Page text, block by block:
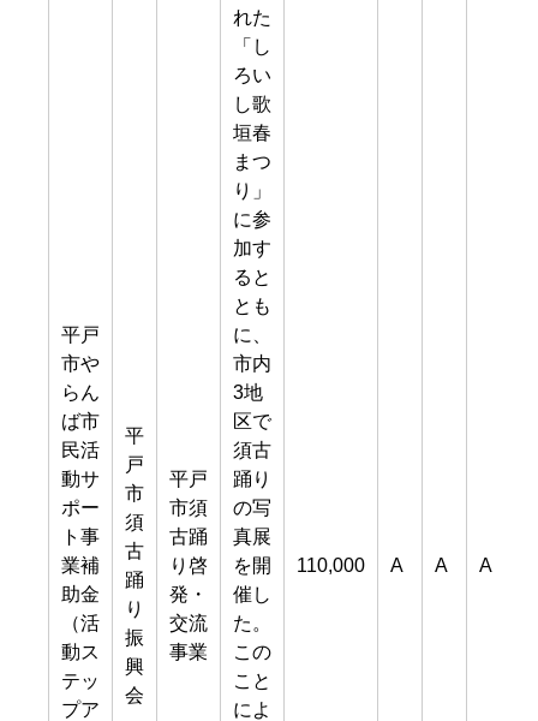
平戸
市や
らん
ば市
民活
動サ
ポー
ト事
業補
助金
（活
動ス
テッ
プア
平
戸
市
須
古
踊
り
振
興
会
平戸
市須
古踊
り啓
発・
交流
事業
れた
「し
ろい
し歌
垣春
まつ
り」
に参
加す
ると
とも
に、
市内
3地
区で
須古
踊り
の写
真展
を開
催し
た。
この
こと
によ
110,000 A A A